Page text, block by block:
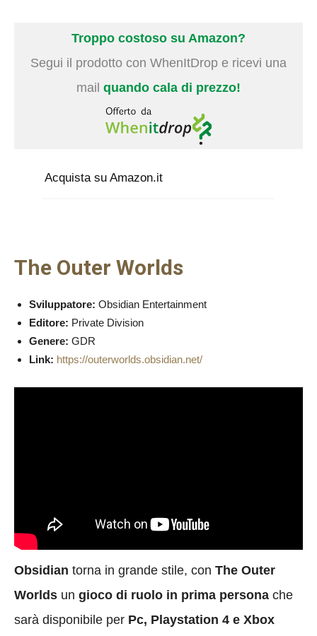
Troppo costoso su Amazon?
Segui il prodotto con WhenItDrop e ricevi una
mail quando cala di prezzo!
Acquista su Amazon.it
The Outer Worlds
Sviluppatore: Obsidian Entertainment
Editore: Private Division
Genere: GDR
Link: https://outerworlds.obsidian.net/
Obsidian torna in grande stile, con The Outer
Worlds un gioco di ruolo in prima persona che
sarà disponibile per Pc, Playstation 4 e Xbox